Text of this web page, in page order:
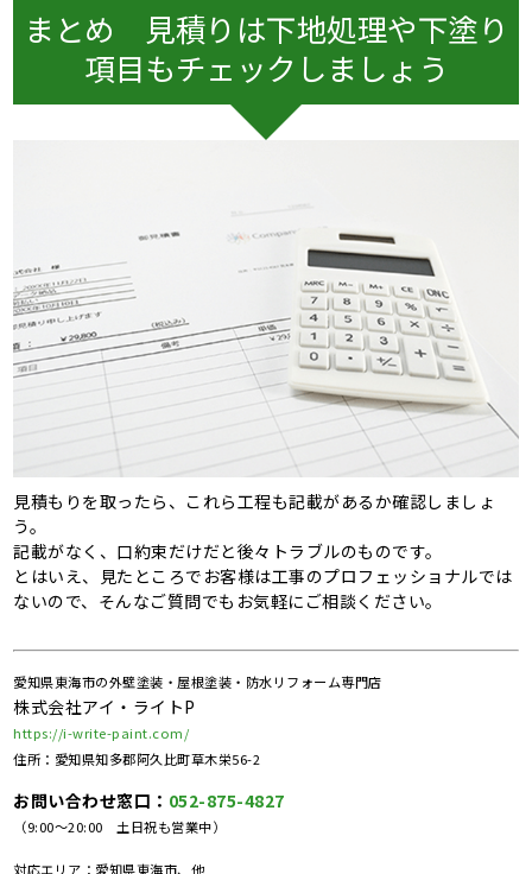
まとめ 見積りは下地処理や下塗り
項目もチェックしましょう
見積もりを取ったら、これら工程も記載があるか確認しましょ
う。
記載がなく、口約束だけだと後々トラブルのものです。
とはいえ、見たところでお客様は工事のプロフェッショナルでは
ないので、そんなご質問でもお気軽にご相談ください。
愛知県東海市の外壁塗装・屋根塗装・防水リフォーム専門店
株式会社アイ・ライトP
https://i-write-paint.com/
住所：愛知県知多郡阿久比町草木栄56-2
お問い合わせ窓口： 052-875-4827
（9:00～20:00 土日祝も営業中）
対応エリア：愛知県東海市、他